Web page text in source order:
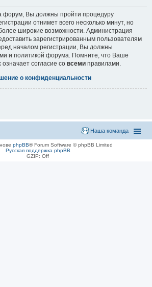
форум, Вы должны пройти процедуру
отнимет всего несколько минут, но
широкие возможности. Администрация
зарегистрированным пользователям
началом регистрации, Вы должны
и политикой форума. Помните, что Ваше
согласие со всеми правилами.
о конфиденциальности
Наша команда
phpBB® Forum Software © phpBB Limited
Русская поддержка phpBB
GZIP: Off